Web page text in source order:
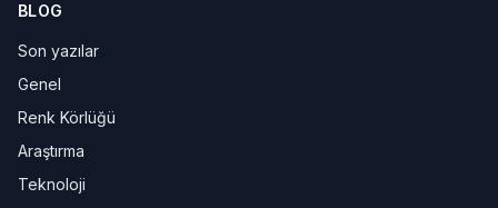
BLOG
Son yazılar
Genel
Renk Körlüğü
Araştırma
Teknoloji